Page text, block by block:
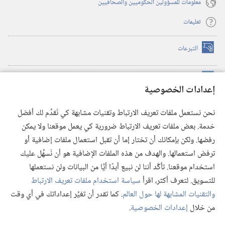
إعدادات الخصوصية
نحن نستعمل ملفات تعريف الارتباط وتقنيات مشابهة كي نُقدِّم لك أفضل
خدمة. بعض ملفات تعريف الارتباط ضرورية كي يعمل موقعنا ولا يمكن
رفضها. ولكن بإمكانك أن تختار إما أن تقبل استعمال ملفات إضافية أو
ترفض استعمالها. والهدف من هذه الملفات الإضافية هو أن نُسهِّل عليك
استخدام موقعنا. تأكَّد أننا لن نبيع أبدًا أيًّا من البيانات ولن نستعملها
للتسويق. لتعرف أكثر، اقرأسياسة استخدام ملفات تعريف الارتباط
والتقنيات المشابهة لها حول العالم. كما تقدر أن تغيِّر إعداداتك في أي وقت
من خلال إعدادات الخصوصية.
معلومات للمسؤولين الحكوميين والصحافيين
تعليمات
التبرعات (يفتح
نافذة
(يفتح
نافذة
(يفتح
نافذة
جديدة) تطبيق ®
JW Library
مكتبة برج المراقبة
© 2026 .Watch Tower Bible and Tract Society of Pennsylvania
شروط الاستخدام |